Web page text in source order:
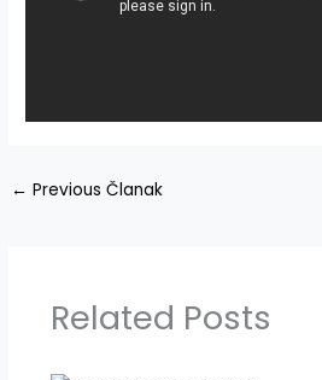
← Previous Članak
Related Posts